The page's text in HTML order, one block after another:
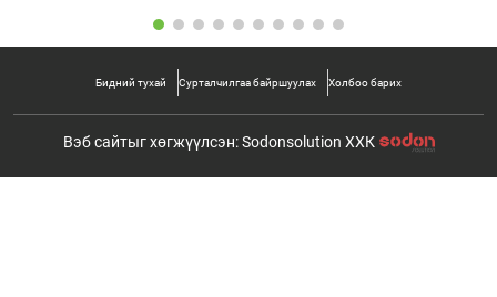
Бидний тухай Сурталчилгаа байршуулах Холбоо барих
Вэб сайтыг хөгжүүлсэн: Sodonsolution ХХК